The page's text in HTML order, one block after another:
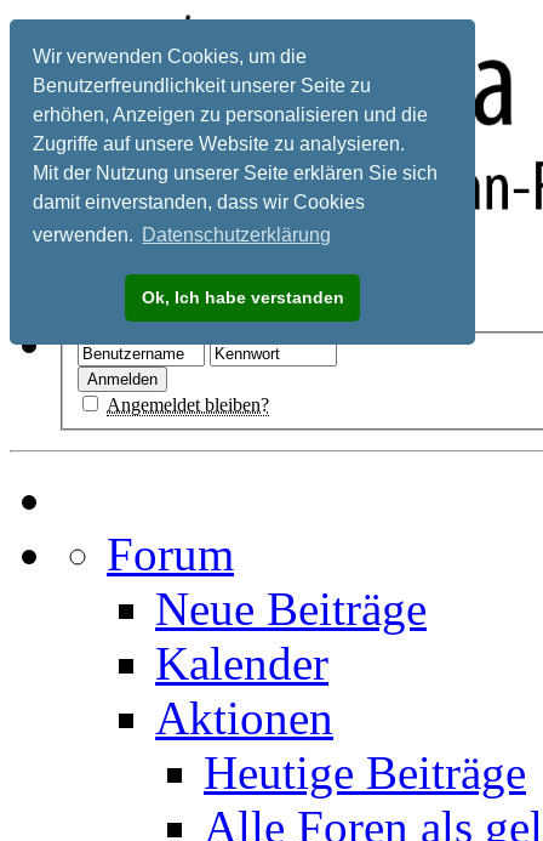
Wir verwenden Cookies, um die
Benutzerfreundlichkeit unserer Seite zu
erhöhen, Anzeigen zu personalisieren und die
Zugriffe auf unsere Website zu analysieren.
Mit der Nutzung unserer Seite erklären Sie sich
damit einverstanden, dass wir Cookies
verwenden. Datenschutzerklärung
Ok, Ich habe verstanden
Registrieren
Angemeldet bleiben?
Forum
Neue Beiträge
Kalender
Aktionen
Heutige Beiträge
Alle Foren als